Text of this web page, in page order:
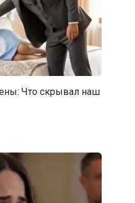
Что скрывал наш